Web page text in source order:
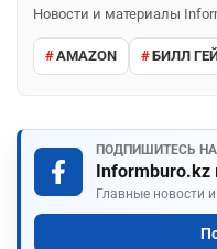
Новости и материалы
AMAZON БИЛЛ
ПОДПИШИТЕСЬ
Informburo.kz
Главные новости